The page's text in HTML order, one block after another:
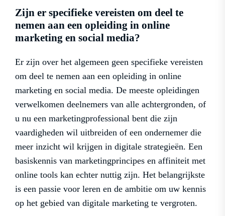
Zijn er specifieke vereisten om deel te
nemen aan een opleiding in online
marketing en social media?
Er zijn over het algemeen geen specifieke vereisten
om deel te nemen aan een opleiding in online
marketing en social media. De meeste opleidingen
verwelkomen deelnemers van alle achtergronden, of
u nu een marketingprofessional bent die zijn
vaardigheden wil uitbreiden of een ondernemer die
meer inzicht wil krijgen in digitale strategieën. Een
basiskennis van marketingprincipes en affiniteit met
online tools kan echter nuttig zijn. Het belangrijkste
is een passie voor leren en de ambitie om uw kennis
op het gebied van digitale marketing te vergroten.